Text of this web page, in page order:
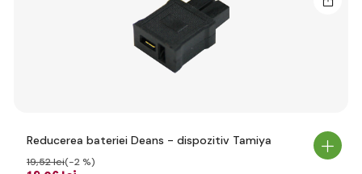
Reducerea bateriei Deans - dispozitiv Tamiya
19,52 lei(-2 %)